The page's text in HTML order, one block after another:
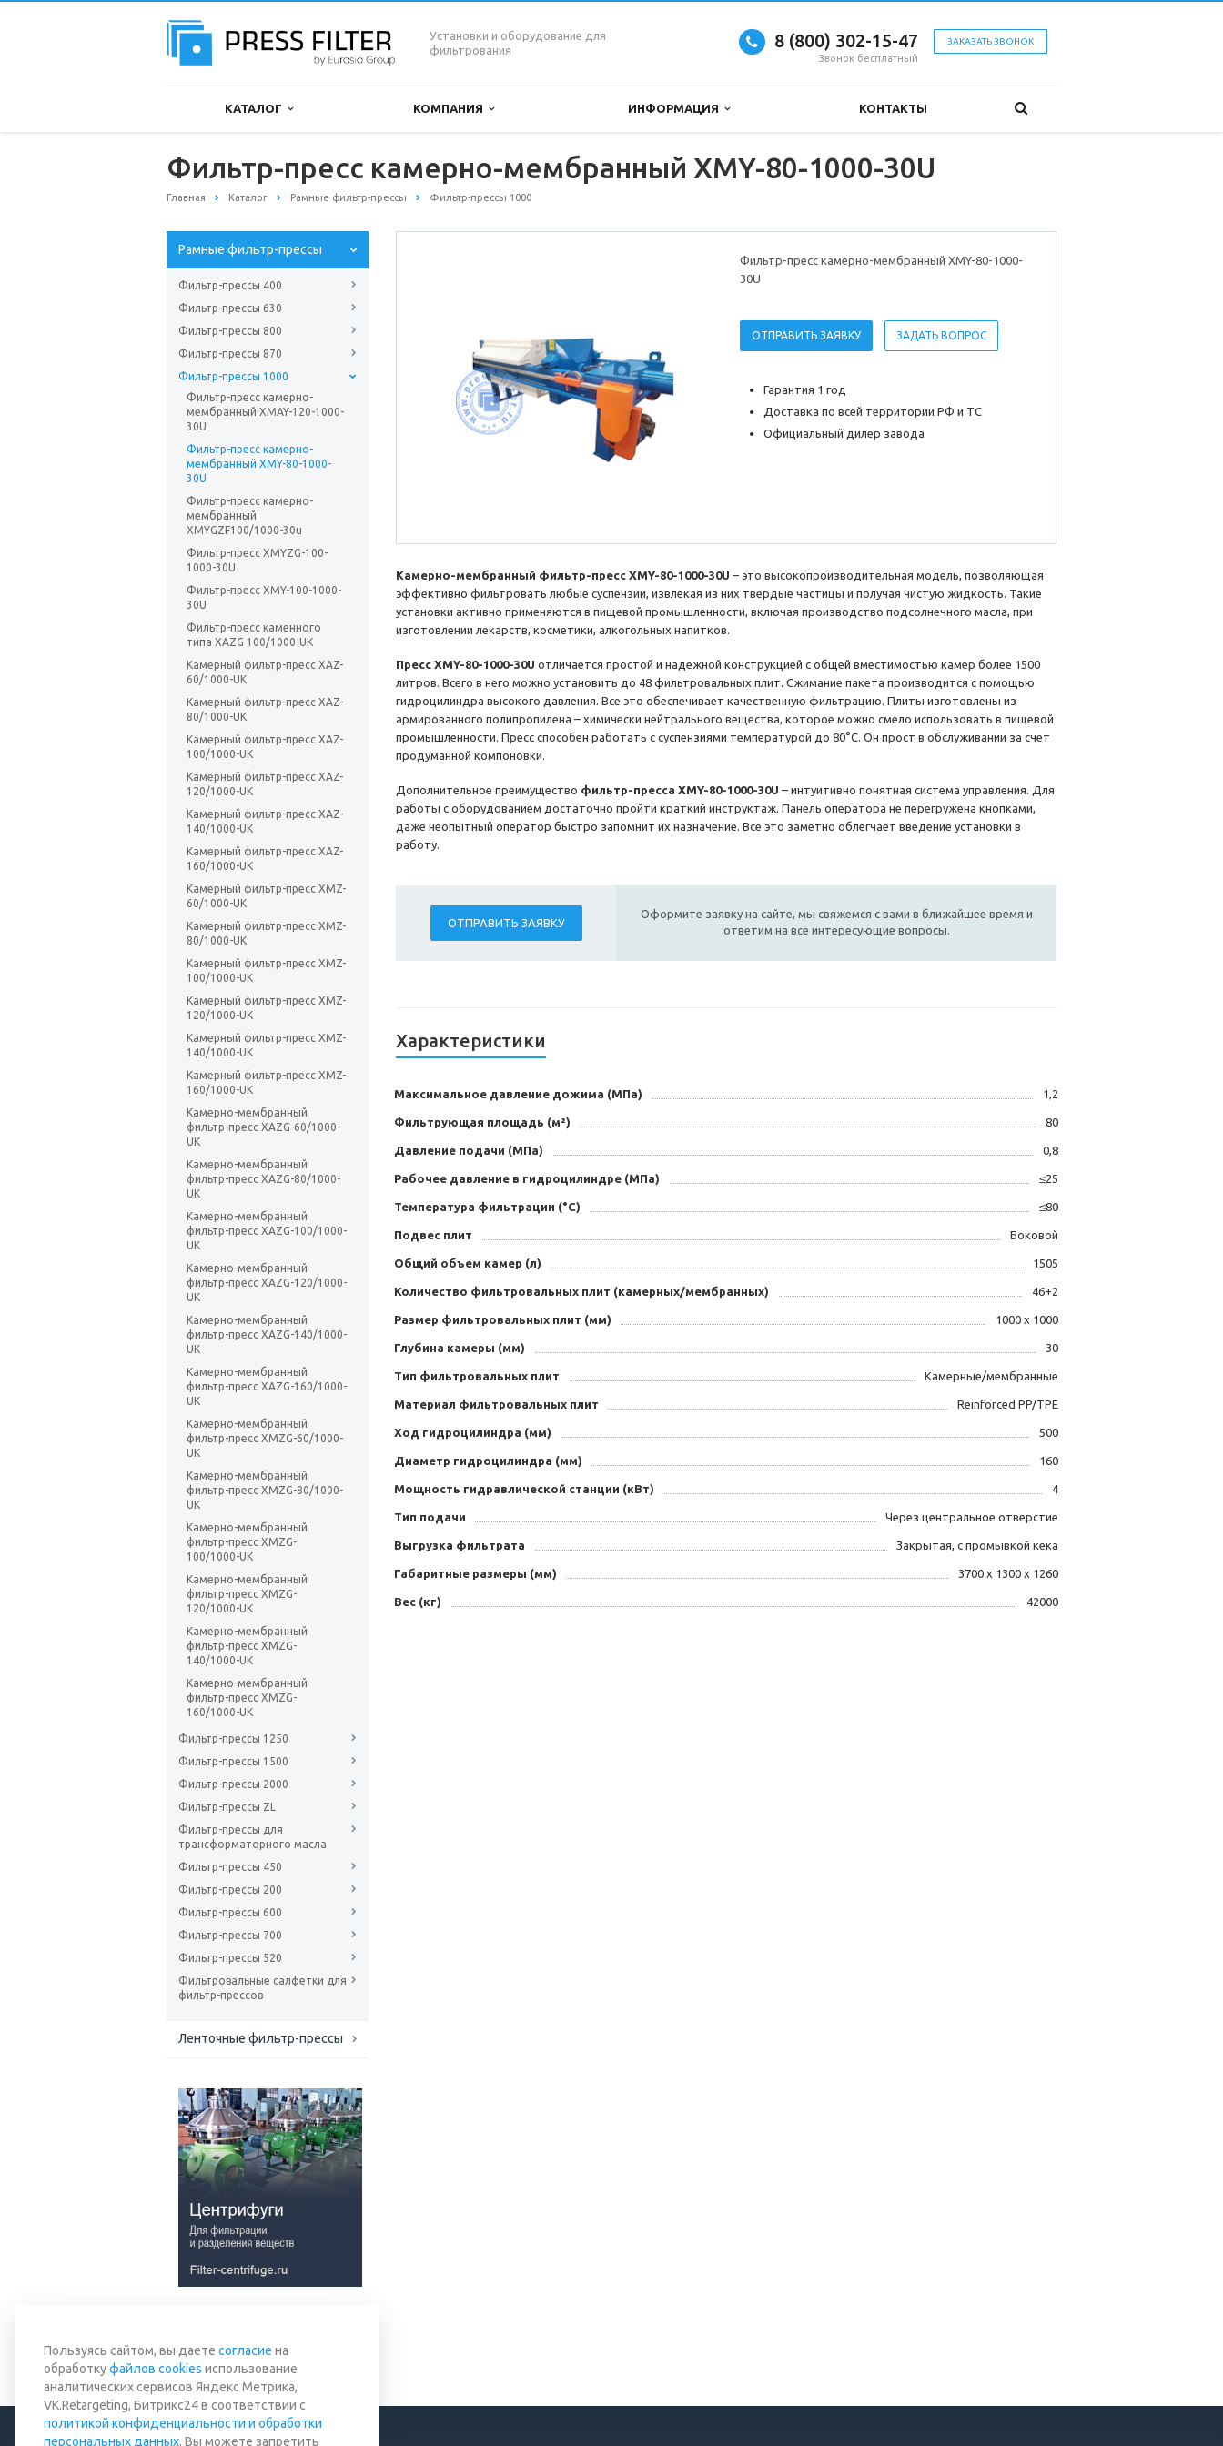
Установки и оборудование для
фильтрования
ЗАКАЗАТЬ ЗВОНОК
8 (800) 302-15-47
Звонок бесплатный
КАТАЛОГ КОМПАНИЯ ИНФОРМАЦИЯ КОНТАКТЫ
Фильтр-пресс камерно-мембранный XMY-80-1000-30U
Главная Каталог Рамные фильтр-прессы Фильтр-прессы 1000
Рамные фильтр-прессы
Фильтр-прессы 400
Фильтр-прессы 630
Фильтр-прессы 800
Фильтр-прессы 870
Фильтр-прессы 1000
Фильтр-пресс камерно-
мембранный XMAY-120-1000-
30U
Фильтр-пресс камерно-
мембранный XMY-80-1000-
30U
Фильтр-пресс камерно-
мембранный
XMYGZF100/1000-30u
Фильтр-пресс XMYZG-100-
1000-30U
Фильтр-пресс XMY-100-1000-
30U
Фильтр-пресс каменного
типа XAZG 100/1000-UK
Камерный фильтр-пресс XAZ-
60/1000-UK
Камерный фильтр-пресс XAZ-
80/1000-UK
Камерный фильтр-пресс XAZ-
100/1000-UK
Камерный фильтр-пресс XAZ-
120/1000-UK
Камерный фильтр-пресс XAZ-
140/1000-UK
Камерный фильтр-пресс XAZ-
160/1000-UK
Камерный фильтр-пресс XMZ-
60/1000-UK
Камерный фильтр-пресс XMZ-
80/1000-UK
Камерный фильтр-пресс XMZ-
100/1000-UK
Камерный фильтр-пресс XMZ-
120/1000-UK
Камерный фильтр-пресс XMZ-
140/1000-UK
Камерный фильтр-пресс XMZ-
160/1000-UK
Камерно-мембранный
фильтр-пресс XAZG-60/1000-
UK
Камерно-мембранный
фильтр-пресс XAZG-80/1000-
UK
Камерно-мембранный
фильтр-пресс XAZG-100/1000-
UK
Камерно-мембранный
фильтр-пресс XAZG-120/1000-
UK
Камерно-мембранный
фильтр-пресс XAZG-140/1000-
UK
Камерно-мембранный
фильтр-пресс XAZG-160/1000-
UK
Камерно-мембранный
фильтр-пресс XMZG-60/1000-
UK
Камерно-мембранный
фильтр-пресс XMZG-80/1000-
UK
Камерно-мембранный
фильтр-пресс XMZG-
100/1000-UK
Камерно-мембранный
фильтр-пресс XMZG-
120/1000-UK
Камерно-мембранный
фильтр-пресс XMZG-
140/1000-UK
Камерно-мембранный
фильтр-пресс XMZG-
160/1000-UK
Фильтр-прессы 1250
Фильтр-прессы 1500
Фильтр-прессы 2000
Фильтр-прессы ZL
Фильтр-прессы для
трансформаторного масла
Фильтр-прессы 450
Фильтр-прессы 200
Фильтр-прессы 600
Фильтр-прессы 700
Фильтр-прессы 520
Фильтровальные салфетки для
фильтр-прессов
Ленточные фильтр-прессы
Фильтр-пресс камерно-мембранный XMY-80-1000-
30U
ОТПРАВИТЬ ЗАЯВКУ ЗАДАТЬ ВОПРОС
Гарантия 1 год
Доставка по всей территории РФ и ТС
Официальный дилер завода
Камерно-мембранный фильтр-пресс XMY-80-1000-30U – это высокопроизводительная модель, позволяющая
эффективно фильтровать любые суспензии, извлекая из них твердые частицы и получая чистую жидкость. Такие
установки активно применяются в пищевой промышленности, включая производство подсолнечного масла, при
изготовлении лекарств, косметики, алкогольных напитков.
Пресс XMY-80-1000-30U отличается простой и надежной конструкцией с общей вместимостью камер более 1500
литров. Всего в него можно установить до 48 фильтровальных плит. Сжимание пакета производится с помощью
гидроцилиндра высокого давления. Все это обеспечивает качественную фильтрацию. Плиты изготовлены из
армированного полипропилена – химически нейтрального вещества, которое можно смело использовать в пищевой
промышленности. Пресс способен работать с суспензиями температурой до 80°C. Он прост в обслуживании за счет
продуманной компоновки.
Дополнительное преимущество фильтр-пресса XMY-80-1000-30U – интуитивно понятная система управления. Для
работы с оборудованием достаточно пройти краткий инструктаж. Панель оператора не перегружена кнопками,
даже неопытный оператор быстро запомнит их назначение. Все это заметно облегчает введение установки в
работу.
ОТПРАВИТЬ ЗАЯВКУ
Оформите заявку на сайте, мы свяжемся с вами в ближайшее время и
ответим на все интересующие вопросы.
Характеристики
Максимальное давление дожима (МПа) 1,2
Фильтрующая площадь (м²) 80
Давление подачи (МПа) 0,8
Рабочее давление в гидроцилиндре (МПа) ≤25
Температура фильтрации (°C) ≤80
Подвес плит Боковой
Общий объем камер (л) 1505
Количество фильтровальных плит (камерных/мембранных) 46+2
Размер фильтровальных плит (мм) 1000 х 1000
Глубина камеры (мм) 30
Тип фильтровальных плит Камерные/мембранные
Материал фильтровальных плит Reinforced PP/TPE
Ход гидроцилиндра (мм) 500
Диаметр гидроцилиндра (мм) 160
Мощность гидравлической станции (кВт) 4
Тип подачи Через центральное отверстие
Выгрузка фильтрата Закрытая, с промывкой кека
Габаритные размеры (мм) 3700 х 1300 х 1260
Вес (кг) 42000
Вернуться к списку
Пользуясь сайтом, вы даете согласие на
обработкуфайлов cookies использование
аналитических сервисов Яндекс Метрика,
VK.Retargeting, Битрикс24 в соответствии с
политикой конфиденциальности и обработки
персональных данных. Вы можете запретить